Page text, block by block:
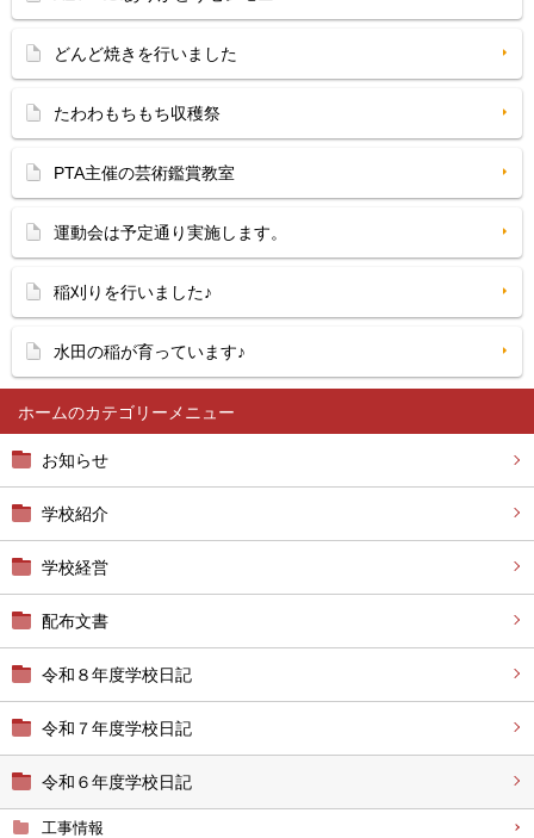
ホーム
お知らせ
学校紹介
学校経営
配布文書
令和８年度学校日記
令和７年度学校日記
令和６年度学校日記
工事情報
どんど焼きを行いました
たわわもちもち収穫祭
PTA主催の芸術鑑賞教室
運動会は予定通り実施します。
稲刈りを行いました♪
水田の稲が育っています♪